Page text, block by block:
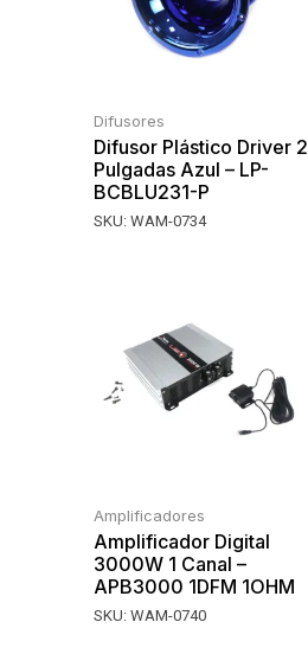
Difusores
Difusor Plástico Driver 2
Pulgadas Azul – LP-
BCBLU231-P
SKU: WAM-0734
Amplificadores
Amplificador Digital
3000W 1 Canal –
APB3000 1DFM 1OHM
SKU: WAM-0740